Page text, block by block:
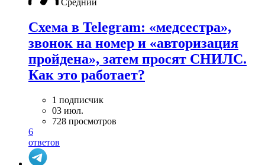
Средний
Схема в Telegram: «медсестра»,
звонок на номер и «авторизация
пройдена», затем просят СНИЛС.
Как это работает?
1 подписчик
03 июл.
728 просмотров
6
ответов